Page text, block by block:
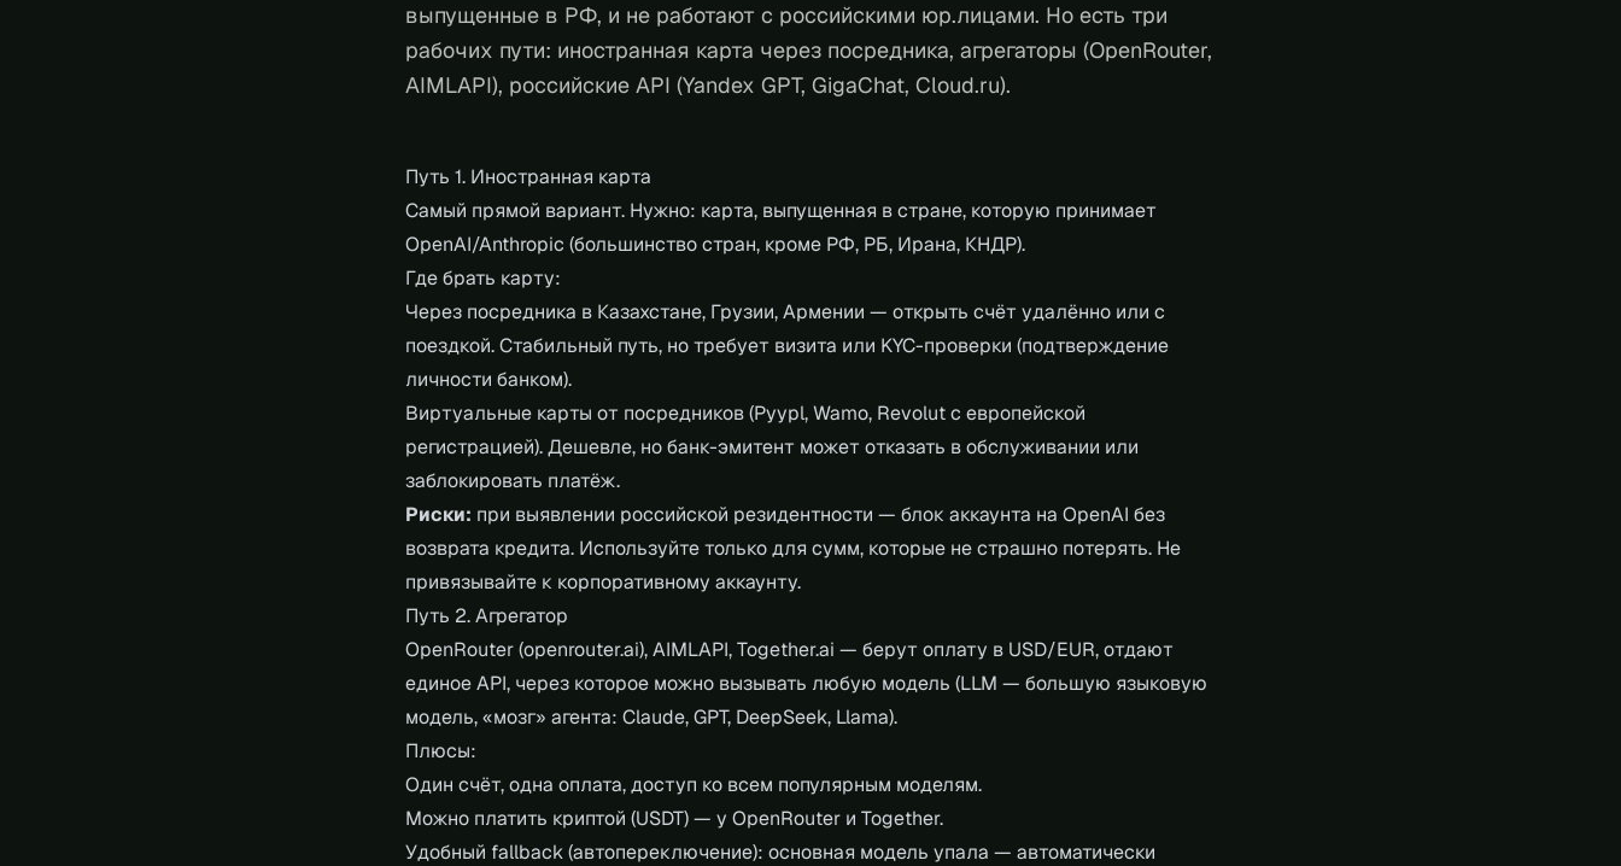
выпущенные в РФ, и не работают с российскими юр.лицами. Но есть три
рабочих пути: иностранная карта через посредника, агрегаторы (OpenRouter,
AIMLAPI), российские API (Yandex GPT, GigaChat, Cloud.ru).
Путь 1. Иностранная карта
Самый прямой вариант. Нужно: карта, выпущенная в стране, которую принимает
OpenAI/Anthropic (большинство стран, кроме РФ, РБ, Ирана, КНДР).
Где брать карту:
Через посредника в Казахстане, Грузии, Армении — открыть счёт удалённо или с
поездкой. Стабильный путь, но требует визита или KYC-проверки (подтверждение
личности банком).
Виртуальные карты от посредников (Pyypl, Wamo, Revolut с европейской
регистрацией). Дешевле, но банк-эмитент может отказать в обслуживании или
заблокировать платёж.
Риски: при выявлении российской резидентности — блок аккаунта на OpenAI без
возврата кредита. Используйте только для сумм, которые не страшно потерять. Не
привязывайте к корпоративному аккаунту.
Путь 2. Агрегатор
OpenRouter (openrouter.ai), AIMLAPI, Together.ai — берут оплату в USD/EUR, отдают
единое API, через которое можно вызывать любую модель (LLM — большую языковую
модель, «мозг» агента: Claude, GPT, DeepSeek, Llama).
Плюсы:
Один счёт, одна оплата, доступ ко всем популярным моделям.
Можно платить криптой (USDT) — у OpenRouter и Together.
Удобный fallback (автопереключение): основная модель упала — автоматически